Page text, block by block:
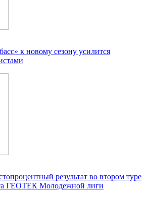
к новому сезону усилится
результат во втором туре
ГЕОТЕК Молодежной лиги